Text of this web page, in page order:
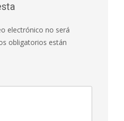
electrónico no será
obligatorios están